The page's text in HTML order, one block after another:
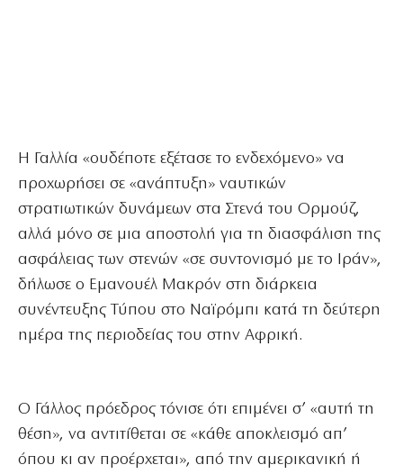
Η Γαλλία «ουδέποτε εξέτασε το ενδεχόμενο» να
προχωρήσει σε «ανάπτυξη» ναυτικών
στρατιωτικών δυνάμεων στα Στενά του Ορμούζ,
αλλά μόνο σε μια αποστολή για τη διασφάλιση της
ασφάλειας των στενών «σε συντονισμό με το Ιράν»,
δήλωσε ο Εμανουέλ Μακρόν στη διάρκεια
συνέντευξης Τύπου στο Ναϊρόμπι κατά τη δεύτερη
ημέρα της περιοδείας του στην Αφρική.
Ο Γάλλος πρόεδρος τόνισε ότι επιμένει σ’ «αυτή τη
θέση», να αντιτίθεται σε «κάθε αποκλεισμό απ’
όπου κι αν προέρχεται», από την αμερικανική ή